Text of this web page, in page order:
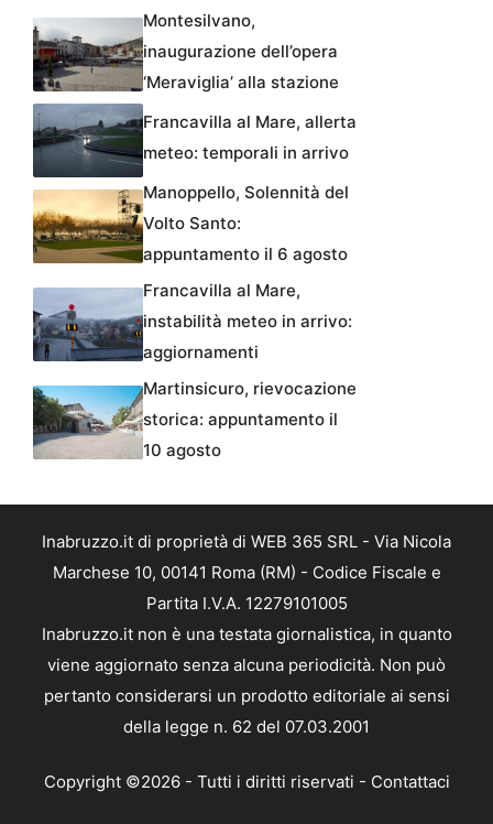
Montesilvano,
inaugurazione dell’opera
‘Meraviglia’ alla stazione
Francavilla al Mare, allerta
meteo: temporali in arrivo
Manoppello, Solennità del
Volto Santo:
appuntamento il 6 agosto
Francavilla al Mare,
instabilità meteo in arrivo:
aggiornamenti
Martinsicuro, rievocazione
storica: appuntamento il
10 agosto
Inabruzzo.it di proprietà di WEB 365 SRL - Via Nicola
Marchese 10, 00141 Roma (RM) - Codice Fiscale e
Partita I.V.A. 12279101005
Inabruzzo.it non è una testata giornalistica, in quanto
viene aggiornato senza alcuna periodicità. Non può
pertanto considerarsi un prodotto editoriale ai sensi
della legge n. 62 del 07.03.2001
Copyright ©2026 - Tutti i diritti riservati - Contattaci